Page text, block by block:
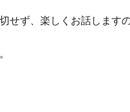
せず、楽しくお話しますの